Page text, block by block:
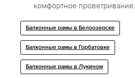
комфортное проветривание.
Балконные рамы в Белоозерске
Балконные рамы в Горбатовке
Балконные рамы в Лукином